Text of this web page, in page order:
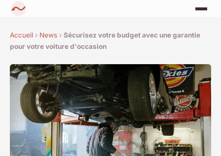
Accueil › News › Sécurisez votre budget avec une garantie
pour votre voiture d'occasion